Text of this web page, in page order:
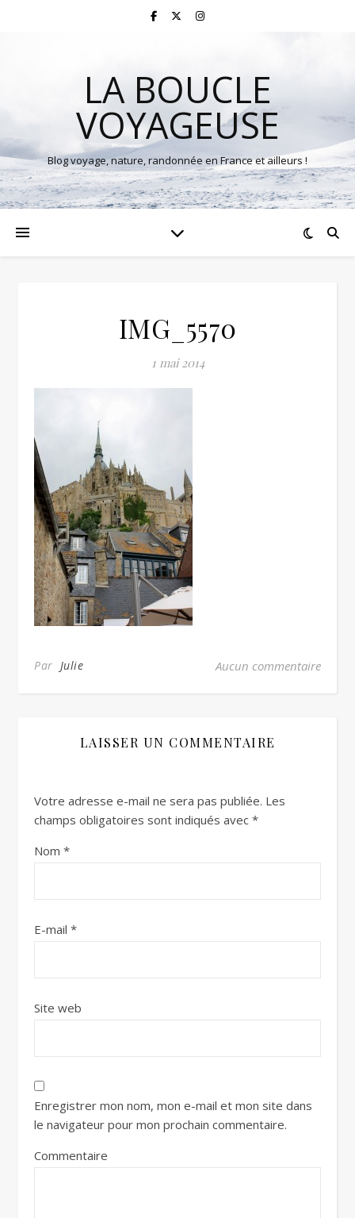
LA BOUCLE
VOYAGEUSE
Blog voyage, nature, randonnée en France et ailleurs !
IMG_5570
1 mai 2014
Par Julie Aucun commentaire
LAISSER UN COMMENTAIRE
Votre adresse e-mail ne sera pas publiée. Les
champs obligatoires sont indiqués avec *
Nom *
E-mail *
Site web
Enregistrer mon nom, mon e-mail et mon site dans
le navigateur pour mon prochain commentaire.
Commentaire